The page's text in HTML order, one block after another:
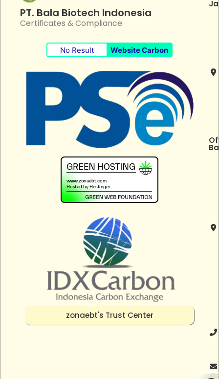
PT. Bala Biotech Indonesia
Certificates & Compliance:
No Result Website Carbon
zonaebt's Trust Center